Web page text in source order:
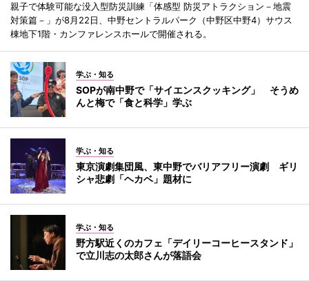
親子で体験可能な没入型防災訓練「体感型 防災アトラクション－地震
対策篇－」が8月22日、中野セントラルパーク（中野区中野4）サウス
棟地下1階・カンファレンスホールで開催される。
学ぶ・知る
SOPが南中野で「サイエンスクッキング」 そうめ
んと梅で「食と科学」学ぶ
学ぶ・知る
東京演劇集団風、東中野でバリアフリー演劇 ギリ
シャ悲劇「ヘカベ」題材に
学ぶ・知る
野方駅近くのカフェ「デイリーコーヒースタンド」
で立川志の太郎さんが落語会